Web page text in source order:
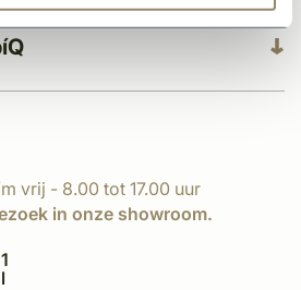
vrij - 8.00 tot 17.00 uur
in onze showroom.